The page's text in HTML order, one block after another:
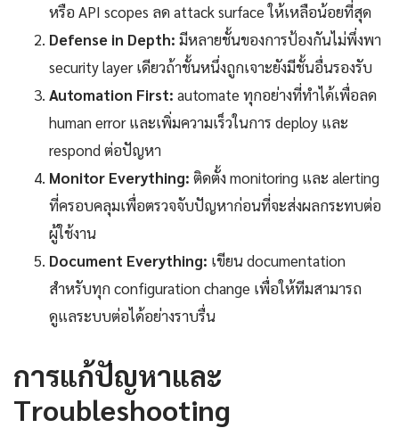
หรือ API scopes ลด attack surface ให้เหลือน้อยที่สุด
Defense in Depth: มีหลายชั้นของการป้องกันไม่พึ่งพา
security layer เดียวถ้าชั้นหนึ่งถูกเจาะยังมีชั้นอื่นรองรับ
Automation First: automate ทุกอย่างที่ทำได้เพื่อลด
human error และเพิ่มความเร็วในการ deploy และ
respond ต่อปัญหา
Monitor Everything: ติดตั้ง monitoring และ alerting
ที่ครอบคลุมเพื่อตรวจจับปัญหาก่อนที่จะส่งผลกระทบต่อ
ผู้ใช้งาน
Document Everything: เขียน documentation
สำหรับทุก configuration change เพื่อให้ทีมสามารถ
ดูแลระบบต่อได้อย่างราบรื่น
การแก้ปัญหาและ
Troubleshooting